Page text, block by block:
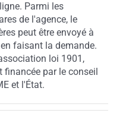
Parmi les
de l'agence, le
peut être envoyé à
faisant la demande.
loi 1901,
financée par le conseil
et l'État.